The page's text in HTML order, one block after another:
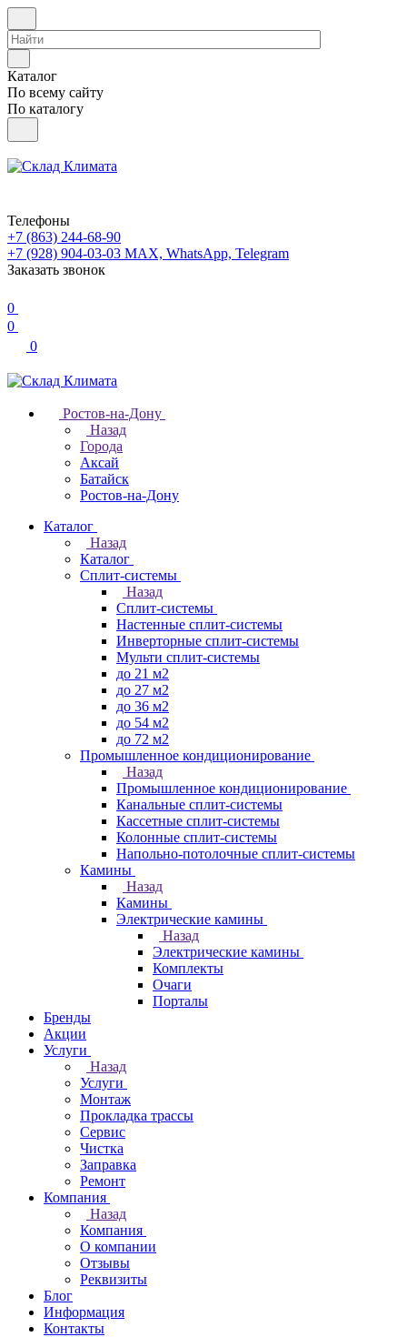
Каталог
По всему сайту
По каталогу
Телефоны
+7 (863) 244-68-90
+7 (928) 904-03-03 MAX, WhatsApp, Telegram
Заказать звонок
0
0
0
Ростов-на-Дону
Назад
Города
Аксай
Батайск
Ростов-на-Дону
Каталог
Назад
Каталог
Сплит-системы
Назад
Сплит-системы
Настенные сплит-системы
Инверторные сплит-системы
Мульти сплит-системы
до 21 м2
до 27 м2
до 36 м2
до 54 м2
до 72 м2
Промышленное кондиционирование
Назад
Промышленное кондиционирование
Канальные сплит-системы
Кассетные сплит-системы
Колонные сплит-системы
Напольно-потолочные сплит-системы
Камины
Назад
Камины
Электрические камины
Назад
Электрические камины
Комплекты
Очаги
Порталы
Бренды
Акции
Услуги
Назад
Услуги
Монтаж
Прокладка трассы
Сервис
Чистка
Заправка
Ремонт
Компания
Назад
Компания
О компании
Отзывы
Реквизиты
Блог
Информация
Контакты